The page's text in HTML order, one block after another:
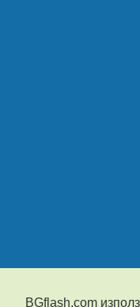
BGflash.com